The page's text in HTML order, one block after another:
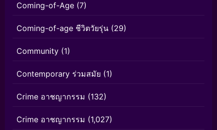
Coming-of-Age (7)
Coming-of-age ชีวิตวัยรุ่น (29)
Community (1)
Contemporary ร่วมสมัย (1)
Crime อาชญากรรม (132)
Crime อาชญากรรม (1,027)